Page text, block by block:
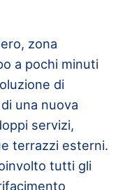
zona
a pochi minuti
di
una nuova
servizi,
terrazzi esterni.
tutti gli